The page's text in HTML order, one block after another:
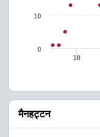
10
0
10
मैनहट्टन